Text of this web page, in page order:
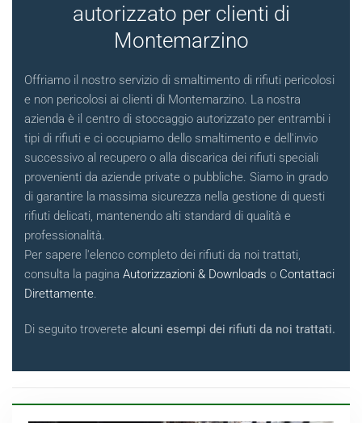
autorizzato per clienti di
Montemarzino
Offriamo il nostro servizio di smaltimento di rifiuti pericolosi
e non pericolosi ai clienti di Montemarzino. La nostra
azienda è il centro di stoccaggio autorizzato per entrambi i
tipi di rifiuti e ci occupiamo dello smaltimento e dell'invio
successivo al recupero o alla discarica dei rifiuti speciali
provenienti da aziende private o pubbliche. Siamo in grado
di garantire la massima sicurezza nella gestione di questi
rifiuti delicati, mantenendo alti standard di qualità e
professionalità.
Per sapere l'elenco completo dei rifiuti da noi trattati,
consulta la pagina Autorizzazioni & Downloads o Contattaci
Direttamente.
Di seguito troverete alcuni esempi dei rifiuti da noi trattati.